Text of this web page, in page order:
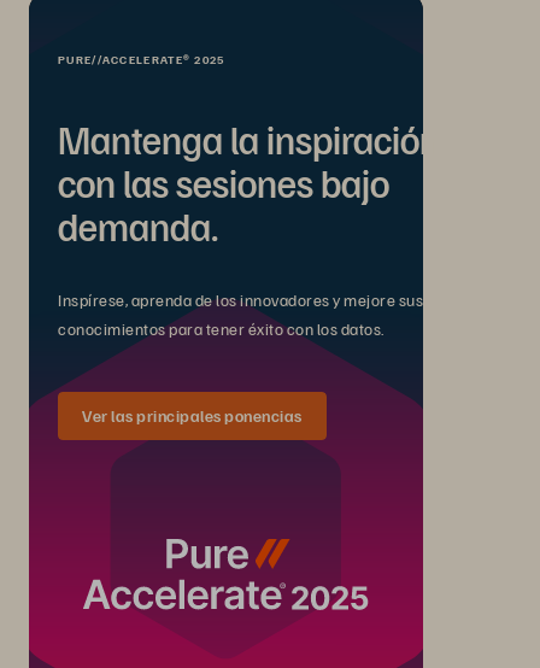
PURE//ACCELERATE® 2025
Mantenga la inspiración
con las sesiones bajo
demanda.
Inspírese, aprenda de los innovadores y mejore sus
conocimientos para tener éxito con los datos.
Ver las principales ponencias